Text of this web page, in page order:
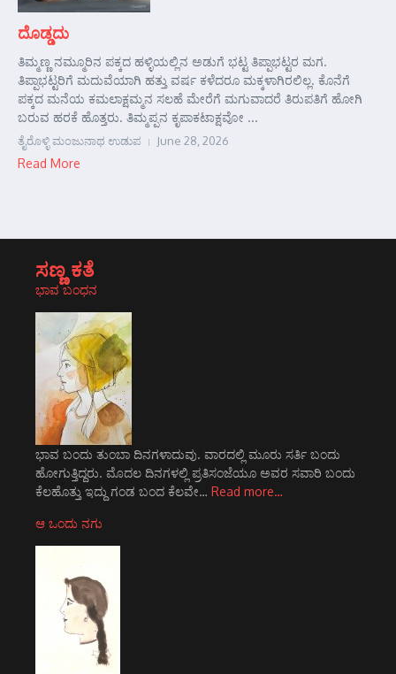
ದೊಡ್ಡದು
ತಿಮ್ಮಣ್ಣ ನಮ್ಮೂರಿನ ಪಕ್ಕದ ಹಳ್ಳಿಯಲ್ಲಿನ ಅಡುಗೆ ಭಟ್ಟ ತಿಪ್ಪಾಭಟ್ಟರ ಮಗ.
ತಿಪ್ಪಾಭಟ್ಟರಿಗೆ ಮದುವೆಯಾಗಿ ಹತ್ತು ವರ್ಷ ಕಳೆದರೂ ಮಕ್ಕಳಾಗಿರಲಿಲ್ಲ. ಕೊನೆಗೆ
ಪಕ್ಕದ ಮನೆಯ ಕಮಲಾಕ್ಷಮ್ಮನ ಸಲಹೆ ಮೇರೆಗೆ ಮಗುವಾದರೆ ತಿರುಪತಿಗೆ ಹೋಗಿ
ಬರುವ ಹರಕೆ ಹೊತ್ತರು. ತಿಮ್ಮಪ್ಪನ ಕೃಪಾಕಟಾಕ್ಷವೋ ...
ತೈರೊಳ್ಳಿ ಮಂಜುನಾಥ ಉಡುಪ June 28, 2026
Read More
ಸಣ್ಣ ಕತೆ
ಭಾವ ಬಂಧನ
ಭಾವ ಬಂದು ತುಂಬಾ ದಿನಗಳಾದುವು. ವಾರದಲ್ಲಿ ಮೂರು ಸರ್ತಿ ಬಂದು
ಹೋಗುತ್ತಿದ್ದರು. ಮೊದಲ ದಿನಗಳಲ್ಲಿ ಪ್ರತಿಸಂಜೆಯೂ ಅವರ ಸವಾರಿ ಬಂದು
ಕೆಲಹೊತ್ತು ಇದ್ದು ಗಂಡ ಬಂದ ಕೆಲವೇ… Read more…
ಆ ಒಂದು ನಗು